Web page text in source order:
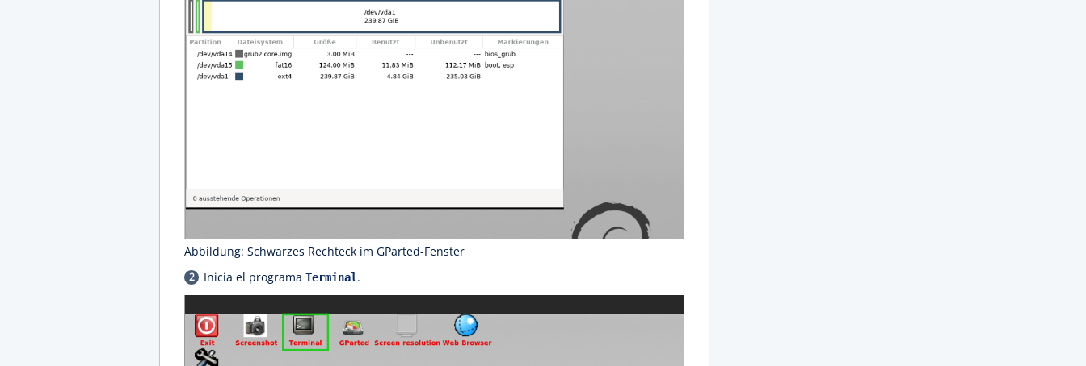
Abbildung: Schwarzes Rechteck im GParted-Fenster
Inicia el programa Terminal.